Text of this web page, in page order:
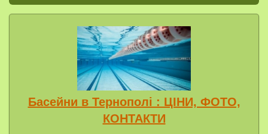
Басейни в Тернополі : ЦІНИ, ФОТО,
КОНТАКТИ